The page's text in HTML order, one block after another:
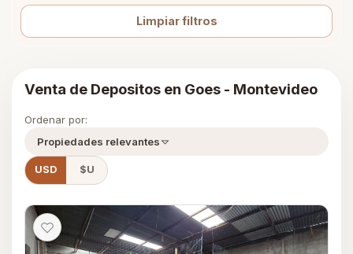
Limpiar filtros
Venta de Depositos en Goes - Montevideo
Ordenar por:
Propiedades relevantes
USD $U